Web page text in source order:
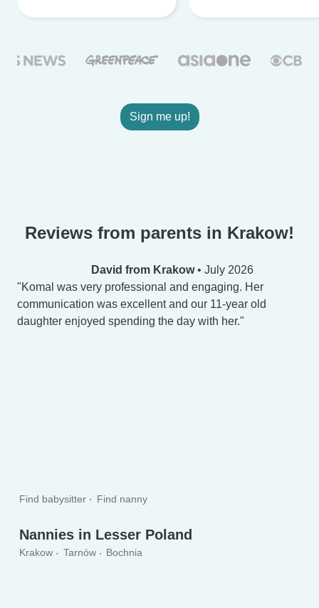
Sign me up!
Reviews from parents in Krakow!
David from Krakow• July 2026
Komal was very professional and engaging. Her
communication was excellent and our 11-year old
daughter enjoyed spending the day with her.
Find babysitter Find nanny
Nannies in Lesser Poland
Krakow Tarnów Bochnia